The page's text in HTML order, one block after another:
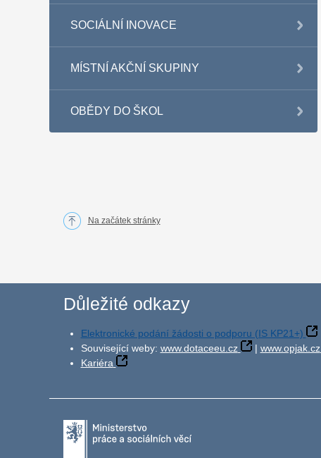
SOCIÁLNÍ INOVACE
MÍSTNÍ AKČNÍ SKUPINY
OBĚDY DO ŠKOL
Na začátek stránky
Důležité odkazy
Elektronické podání žádosti o podporu (IS KP21+)
Související weby: www.dotaceeu.cz | www.opjak.cz
Kariéra